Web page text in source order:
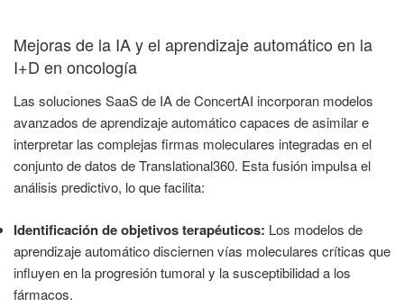
Mejoras de la IA y el aprendizaje automático en la
I+D en oncología
Las soluciones SaaS de IA de ConcertAI incorporan modelos
avanzados de aprendizaje automático capaces de asimilar e
interpretar las complejas firmas moleculares integradas en el
conjunto de datos de Translational360. Esta fusión impulsa el
análisis predictivo, lo que facilita:
Identificación de objetivos terapéuticos: Los modelos de
aprendizaje automático disciernen vías moleculares críticas que
influyen en la progresión tumoral y la susceptibilidad a los
fármacos.